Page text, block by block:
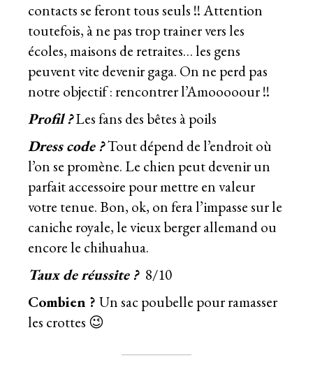
contacts se feront tous seuls !! Attention
toutefois, à ne pas trop trainer vers les
écoles, maisons de retraites… les gens
peuvent vite devenir gaga. On ne perd pas
notre objectif : rencontrer l’Amooooour !!
Profil ?Les fans des bêtes à poils
Dress code ?Tout dépend de l’endroit où
l’on se promène. Le chien peut devenir un
parfait accessoire pour mettre en valeur
votre tenue. Bon, ok, on fera l’impasse sur le
caniche royale, le vieux berger allemand ou
encore le chihuahua.
Taux de réussite ? 8/10
Combien ?Un sac poubelle pour ramasser
les crottes 😉